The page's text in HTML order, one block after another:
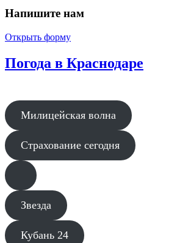
Напишите нам
Открыть форму
Погода в Краснодаре
Милицейская волна
Страхование сегодня
Звезда
Кубань 24